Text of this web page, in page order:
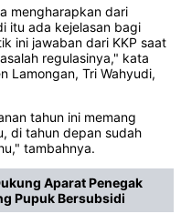
mengharapkan dari
itu ada kejelasan bagi
ini jawaban dari KKP saat
regulasinya," kata
Lamongan, Tri Wahyudi,
tahun ini memang
di tahun depan sudah
tambahnya.
Aparat Penegak
Pupuk Bersubsidi